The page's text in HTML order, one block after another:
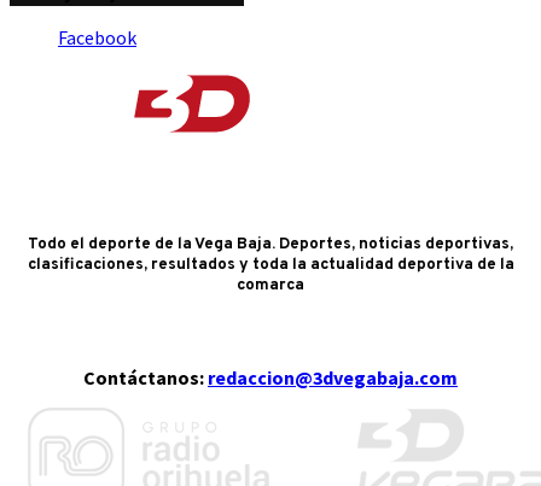
Facebook
Todo el deporte de la Vega Baja. Deportes, noticias deportivas,
clasificaciones, resultados y toda la actualidad deportiva de la
comarca
Contáctanos: redaccion@3dvegabaja.com